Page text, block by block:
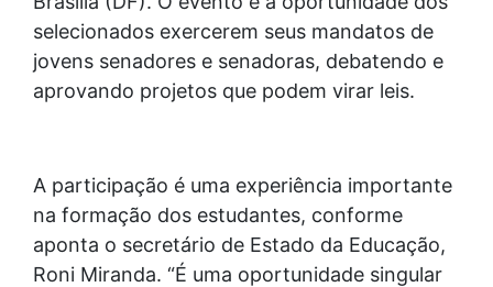
selecionados exercerem seus mandatos de
jovens senadores e senadoras, debatendo e
aprovando projetos que podem virar leis.
A participação é uma experiência importante
na formação dos estudantes, conforme
aponta o secretário de Estado da Educação,
Roni Miranda. “É uma oportunidade singular